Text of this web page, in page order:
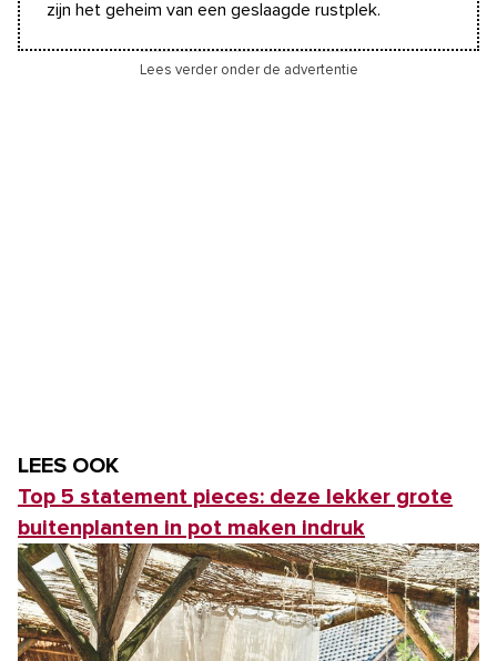
zijn het geheim van een geslaagde rustplek.
Lees verder onder de advertentie
LEES OOK
Top 5 statement pieces: deze lekker grote
buitenplanten in pot maken indruk